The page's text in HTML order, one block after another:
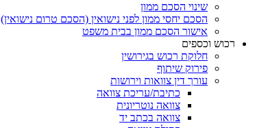
שינוי הסכם ממון
הסכם יחסי ממון לפני נישואין (הסכם טרום נישואין)
אישור הסכם ממון בבית משפט
רכוש וכספים
חלוקת רכוש בגירושין
פירוק שיתוף
עורך דין צוואות וירושות
כתיבת/עריכת צוואה
צוואה נוטריונית
צוואה בכתב יד